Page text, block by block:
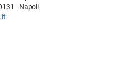
- Napoli